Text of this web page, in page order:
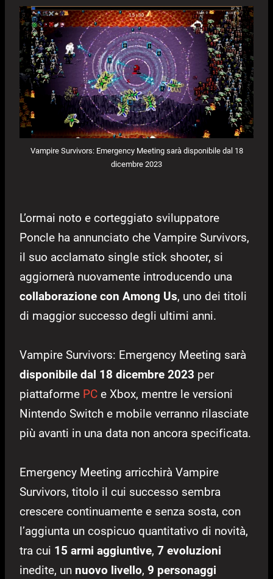
Vampire Survivors: Emergency Meeting sarà disponibile dal 18
dicembre 2023
L’ormai noto e corteggiato sviluppatore
Poncle ha annunciato che Vampire Survivors,
il suo acclamato single stick shooter, si
aggiornerà nuovamente introducendo una
collaborazione con Among Us, uno dei titoli
di maggior successo degli ultimi anni.
Vampire Survivors: Emergency Meeting sarà
disponibile dal 18 dicembre 2023 per
piattaforme PC e Xbox, mentre le versioni
Nintendo Switch e mobile verranno rilasciate
più avanti in una data non ancora specificata.
Emergency Meeting arricchirà Vampire
Survivors, titolo il cui successo sembra
crescere continuamente e senza sosta, con
l’aggiunta un cospicuo quantitativo di novità,
tra cui 15 armi aggiuntive, 7 evoluzioni
inedite, un nuovo livello, 9 personaggi